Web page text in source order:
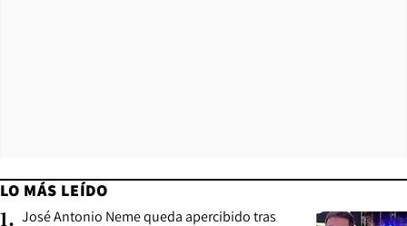
LO MÁS LEÍDO
1. José Antonio Neme queda apercibido tras